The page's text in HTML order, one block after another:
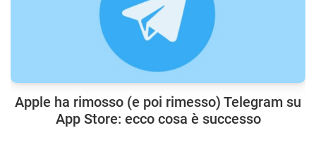
Apple ha rimosso (e poi rimesso) Telegram su
App Store: ecco cosa è successo